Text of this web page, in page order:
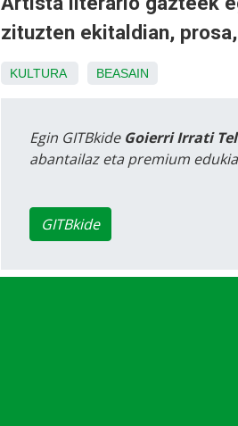
zituzten ekitaldian,
KULTURA BEASAIN
Egin GITBkide Goierri Irrati
abantailaz eta premium
GITBkide